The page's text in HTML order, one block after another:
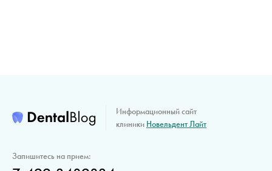
Информационный сайт
клиники Новельдент Лайт
Запишитесь на прием: